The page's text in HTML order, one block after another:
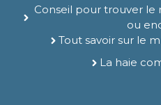
Conseil pour trouver
ou
Tout savoir sur le
La haie